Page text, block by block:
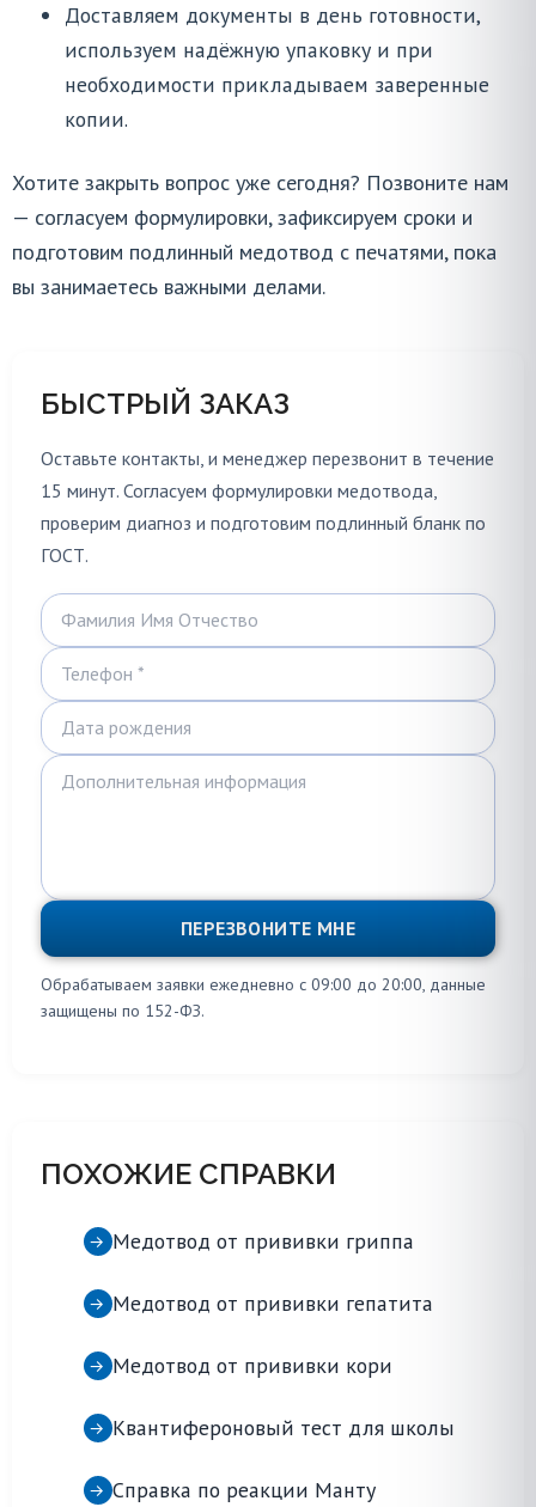
Доставляем документы в день готовности,
используем надёжную упаковку и при
необходимости прикладываем заверенные
копии.
Хотите закрыть вопрос уже сегодня? Позвоните нам
— согласуем формулировки, зафиксируем сроки и
подготовим подлинный медотвод с печатями, пока
вы занимаетесь важными делами.
БЫСТРЫЙ ЗАКАЗ
Оставьте контакты, и менеджер перезвонит в течение
15 минут. Согласуем формулировки медотвода,
проверим диагноз и подготовим подлинный бланк по
ГОСТ.
ПЕРЕЗВОНИТЕ МНЕ
Обрабатываем заявки ежедневно с 09:00 до 20:00, данные
защищены по 152-ФЗ.
ПОХОЖИЕ СПРАВКИ
→ Медотвод от прививки гриппа
→ Медотвод от прививки гепатита
→ Медотвод от прививки кори
→ Квантифероновый тест для школы
→ Справка по реакции Манту